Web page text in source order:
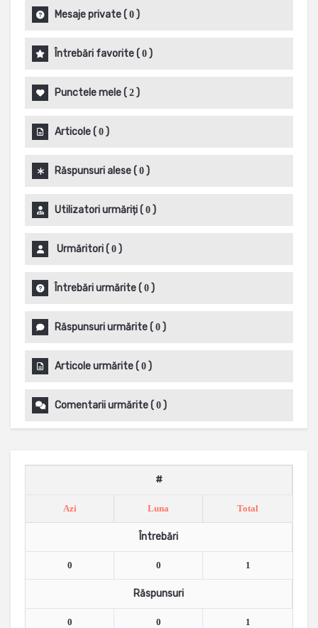
Mesaje private( 0 )
Întrebări favorite( 0 )
Punctele mele( 2 )
Articole( 0 )
Răspunsuri alese( 0 )
Utilizatori urmăriți( 0 )
Urmăritori( 0 )
Întrebări urmărite( 0 )
Răspunsuri urmărite( 0 )
Articole urmărite( 0 )
Comentarii urmărite( 0 )
#
Azi Luna Total
Întrebări
0 0 1
Răspunsuri
0 0 1